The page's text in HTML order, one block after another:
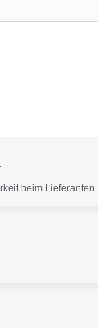
beim Lieferanten